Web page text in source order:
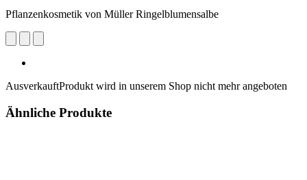
Pflanzenkosmetik von Müller Ringelblumensalbe
AusverkauftProdukt wird in unserem Shop nicht mehr angeboten
Ähnliche Produkte